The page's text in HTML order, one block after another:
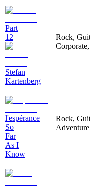
Part
12
Stefan
Kartenberg
Rock,
l'espérance
So
Far
As I
Know
Rock,